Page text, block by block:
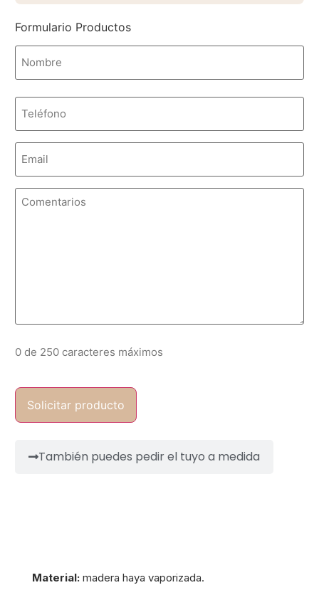
Formulario Productos
Teléfono
Email
Comentarios
0 de 250 caracteres máximos
También puedes pedir el tuyo a medida
Material: madera haya vaporizada.